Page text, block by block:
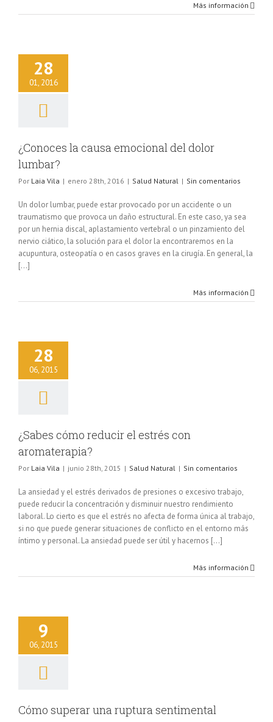
Más información
28
01, 2016
del dolor
Natural
¿Conoces la causa emocional del dolor
lumbar?
Por Laia Vila | enero 28th, 2016 | Salud Natural | Sin comentarios
Un dolor lumbar, puede estar provocado por un accidente o un
traumatismo que provoca un daño estructural. En este caso, ya sea
por un hernia discal, aplastamiento vertebral o un pinzamiento del
nervio ciático, la solución para el dolor la encontraremos en la
acupuntura, osteopatía o en casos graves en la cirugía. En general, la
[...]
Más información
28
06, 2015
cómo reducir el
aromaterapia?
Natural
¿Sabes cómo reducir el estrés con
aromaterapia?
Por Laia Vila | junio 28th, 2015 | Salud Natural | Sin comentarios
La ansiedad y el estrés derivados de presiones o excesivo trabajo,
puede reducir la concentración y disminuir nuestro rendimiento
laboral. Lo cierto es que el estrés no afecta de forma única al trabajo,
si no que puede generar situaciones de conflicto en el entorno más
íntimo y personal. La ansiedad puede ser útil y hacernos [...]
Más información
9
06, 2015
una ruptura
Natural
Cómo superar una ruptura sentimental